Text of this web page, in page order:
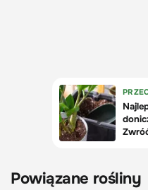
Powiązane rośliny